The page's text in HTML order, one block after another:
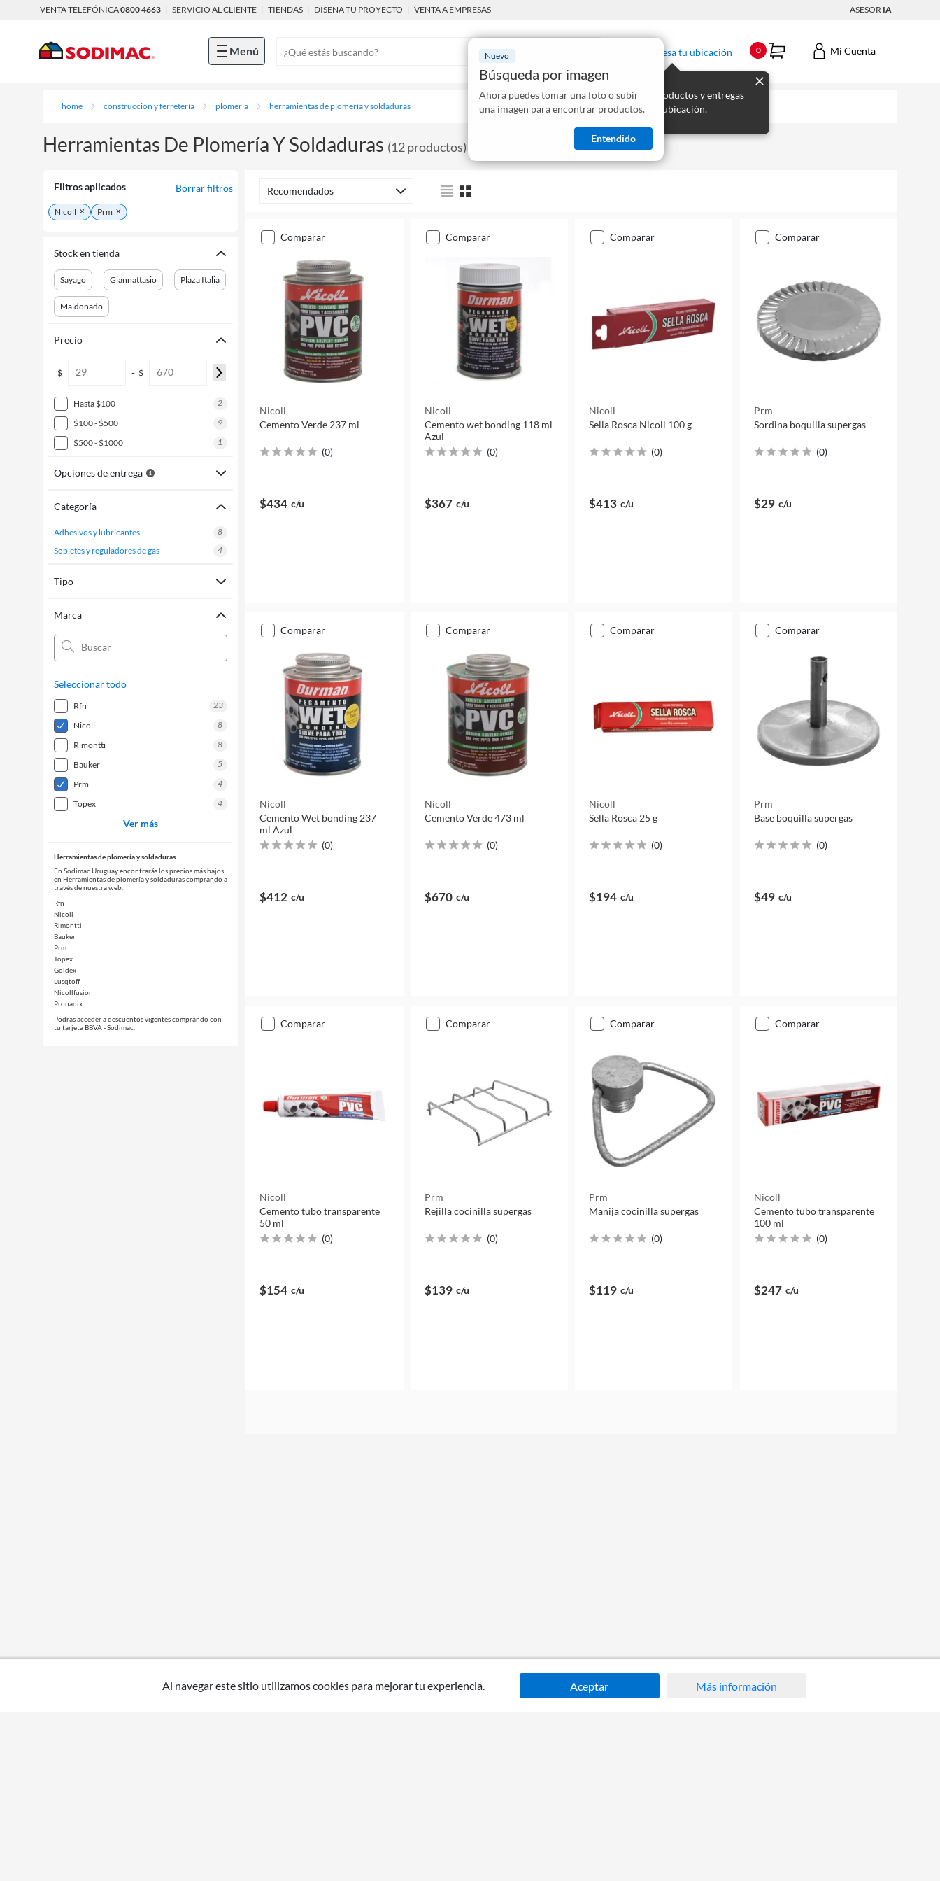
VENTA TELEFÓNICA0800 4663 | SERVICIO AL CLIENTE | TIENDAS | DISEÑA TU PROYECTO | VENTA A EMPRESAS ASESOR IA
Menú Nuevo
Búsqueda por imagen
Ahora puedes tomar una foto o subir
una imagen para encontrar productos.
Entendido
Ingresa tu ubicación
Mostraremos los productos y entregas
disponibles para tu ubicación.
0 Mi Cuenta
home construcción y ferretería plomería herramientas de plomería y soldaduras
Herramientas De Plomería Y Soldaduras (12productos)
Filtros aplicados Borrar filtros
Nicoll Prm
Stock en tienda
Sayago Giannattasio Plaza Italia
Maldonado
Precio
$ - $
hasta $100
2
$100 - $500
9
$500 - $1000
1
Opciones de entrega
Categoría
adhesivos y lubricantes
8
sopletes y reguladores de gas
4
Tipo
Marca
Seleccionar todo
rfn
23
nicoll
8
rimontti
8
bauker
5
prm
4
topex
4
Ver más
Herramientas de plomería y soldaduras
En Sodimac Uruguay encontrarás los precios más bajos
en Herramientas de plomería y soldaduras comprando a
través de nuestra web.
Rfn
Nicoll
Rimontti
Bauker
Prm
Topex
Goldex
Lusqtoff
Nicollfusion
Pronadix
Podrás acceder a descuentos vigentes comprando con
tu tarjeta BBVA - Sodimac.
Recomendados
comparar
Nicoll
Cemento Verde 237 ml
(0)
$434 c/u
comparar
Nicoll
Cemento wet bonding 118 ml
Azul
(0)
$367 c/u
comparar
Nicoll
Sella Rosca Nicoll 100 g
(0)
$413 c/u
comparar
Prm
Sordina boquilla supergas
(0)
$29 c/u
comparar
Nicoll
Cemento Wet bonding 237
ml Azul
(0)
$412 c/u
comparar
Nicoll
Cemento Verde 473 ml
(0)
$670 c/u
comparar
Nicoll
Sella Rosca 25 g
(0)
$194 c/u
comparar
Prm
Base boquilla supergas
(0)
$49 c/u
comparar
Nicoll
Cemento tubo transparente
50 ml
(0)
$154 c/u
comparar
Prm
Rejilla cocinilla supergas
(0)
$139 c/u
comparar
Prm
Manija cocinilla supergas
(0)
$119 c/u
comparar
Nicoll
Cemento tubo transparente
100 ml
(0)
$247 c/u
Al navegar este sitio utilizamos cookies para mejorar tu experiencia. Aceptar Más información